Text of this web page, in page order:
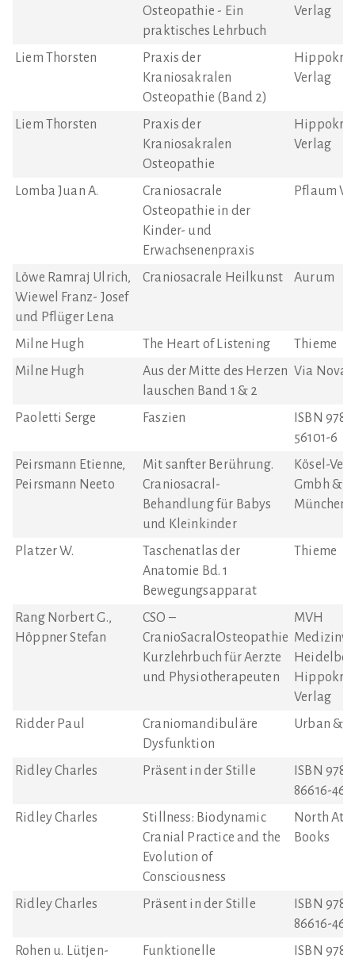
Osteopathie - Ein
praktisches Lehrbuch
Verlag
Liem Thorsten
Praxis der
Kraniosakralen
Osteopathie (Band 2)
Verlag
Liem Thorsten
Praxis der
Kraniosakralen
Osteopathie
Verlag
Lomba Juan A.
Craniosacrale
Osteopathie in der
Kinder- und
Erwachsenenpraxis
Pflaum
Löwe Ramraj Ulrich,
Wiewel Franz- Josef
und Pflüger Lena
Craniosacrale Heilkunst Aurum
Milne Hugh The Heart of Listening
Thieme
Milne Hugh
Aus der Mitte des Herzen
lauschen Band 1 & 2
Via Nova
Paoletti Serge Faszien
ISBN
56101-6
Peirsmann Etienne,
Peirsmann Neeto
Mit sanfter Berührung.
Craniosacral-
Behandlung für Babys
und Kleinkinder
Kösel-
Gmbh &
München
Platzer W.
Taschenatlas der
Anatomie Bd. 1
Bewegungsapparat
Thieme
Rang Norbert G.,
Höppner Stefan
CSO –
CranioSacralOsteopathie
Kurzlehrbuch für Aerzte
und Physiotherapeuten
MVH
Verlag
Ridder Paul
Craniomandibuläre
Dysfunktion
Urban &
Ridley Charles Präsent in der Stille
ISBN 978-
86616-
Ridley Charles
Stillness: Biodynamic
Cranial Practice and the
Evolution of
Consciousness
North
Books
Ridley Charles Präsent in der Stille
ISBN 978-
86616-
Rohen u. Lütjen-
Funktionelle ISBN